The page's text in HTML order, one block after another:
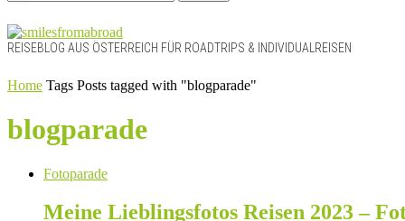
REISEBLOG AUS ÖSTERREICH FÜR ROADTRIPS & INDIVIDUALREISEN
Home Tags Posts tagged with "blogparade"
blogparade
Fotoparade
Meine Lieblingsfotos Reisen 2023 –